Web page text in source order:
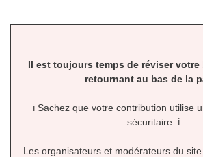
Il est toujours temps de réviser
retournant au bas de la
ℹ Sachez que votre contribution utilise
sécuritaire. ℹ
Les organisateurs et modérateurs du